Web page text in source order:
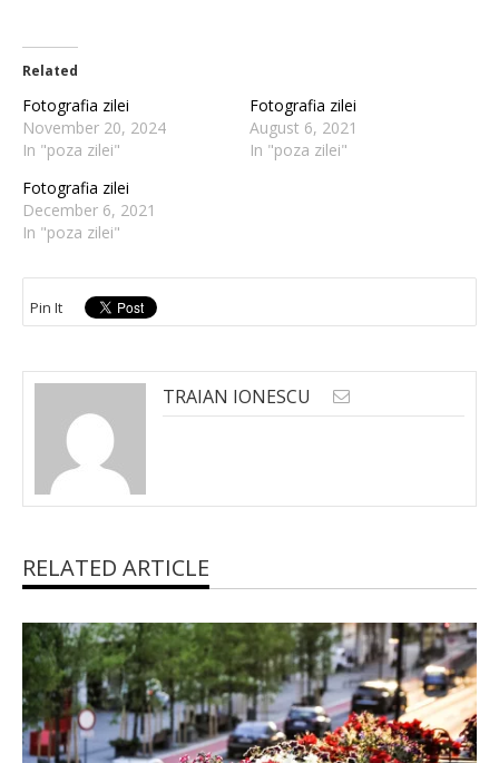
Related
Fotografia zilei
November 20, 2024
In "poza zilei"
Fotografia zilei
August 6, 2021
In "poza zilei"
Fotografia zilei
December 6, 2021
In "poza zilei"
Pin It
TRAIAN IONESCU
RELATED ARTICLE